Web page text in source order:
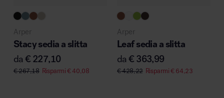
Arper
Stacy sedia a slitta
da€ 227,10
€267,18 Risparmi€40,08
Arper
Leaf sedia a slitta
da€ 363,99
€428,22 Risparmi€64,23